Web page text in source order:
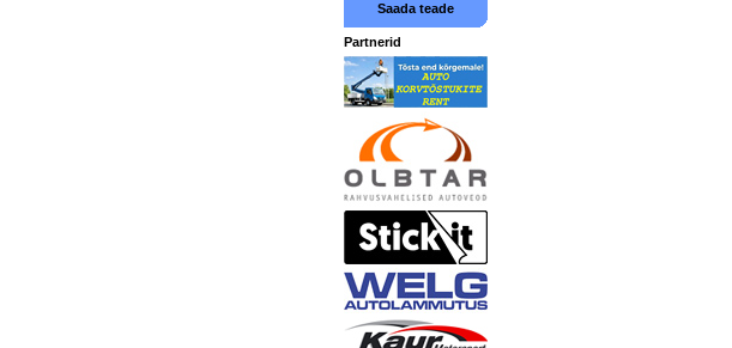
Saada teade
Partnerid